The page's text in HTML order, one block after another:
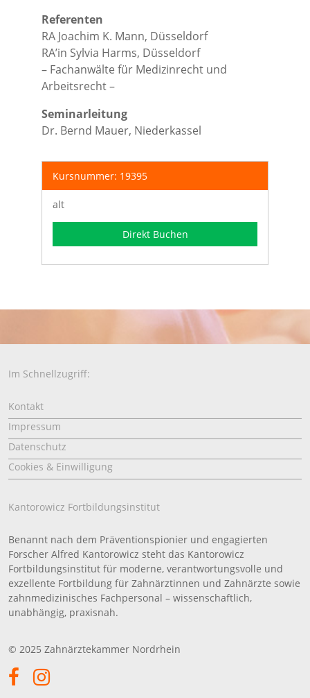
Referenten
RA Joachim K. Mann, Düsseldorf
RA’in Sylvia Harms, Düsseldorf
– Fachanwälte für Medizinrecht und
Arbeitsrecht –
Seminarleitung
Dr. Bernd Mauer, Niederkassel
Kursnummer: 19395
alt
Direkt Buchen
Im Schnellzugriff:
Kontakt
Impressum
Datenschutz
Cookies & Einwilligung
Kantorowicz Fortbildungsinstitut
Benannt nach dem Präventionspionier und engagierten
Forscher Alfred Kantorowicz steht das Kantorowicz
Fortbildungsinstitut für moderne, verantwortungsvolle und
exzellente Fortbildung für Zahnärztinnen und Zahnärzte sowie
zahnmedizinisches Fachpersonal – wissenschaftlich,
unabhängig, praxisnah.
© 2025 Zahnärztekammer Nordrhein